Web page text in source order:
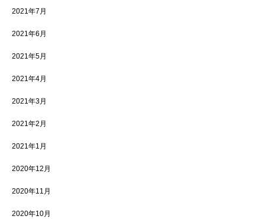
2021年7月
2021年6月
2021年5月
2021年4月
2021年3月
2021年2月
2021年1月
2020年12月
2020年11月
2020年10月